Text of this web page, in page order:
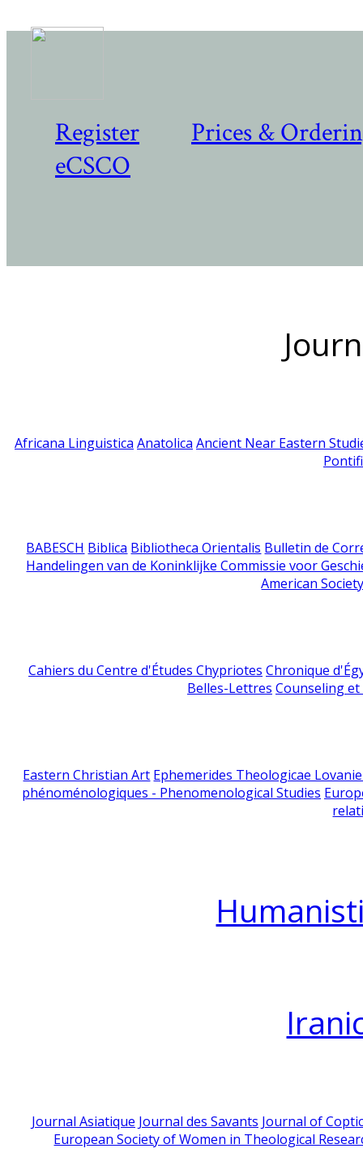
Register
Prices &
eCSCO
Africana Linguistica Anatolica Ancient Near Eastern
BABESCH Biblica Bibliotheca Orientalis Bulletin de
Handelingen van de Koninklijke Commissie voor
American
Cahiers du Centre d'Études Chypriotes Chronique
Belles-Lettres Counseling
Eastern Christian Art Ephemerides Theologicae
phénoménologiques - Phenomenological Studies
Journal Asiatique Journal des Savants Journal of
European Society of Women in Theological